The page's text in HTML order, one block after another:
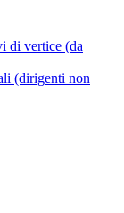
di vertice (da
(dirigenti non